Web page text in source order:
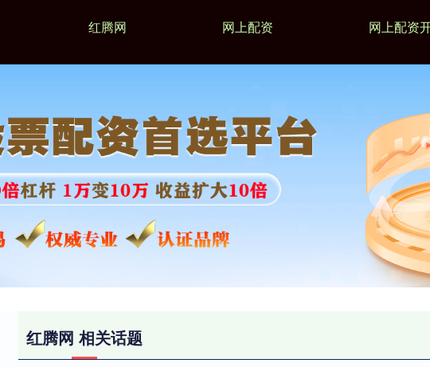
红腾网 网上配资 网上配资
红腾网 相关话题